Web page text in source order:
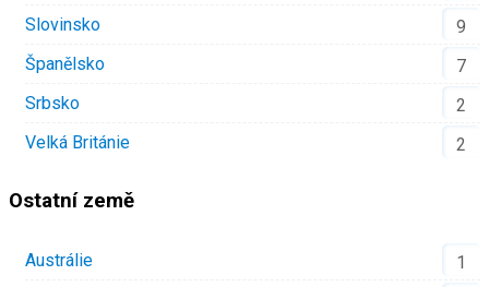
Slovinsko
9
Španělsko
7
Srbsko
2
Velká Británie
2
Ostatní země
Austrálie
1